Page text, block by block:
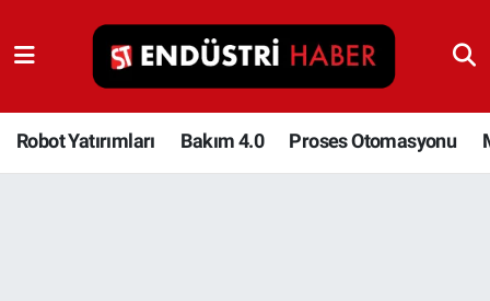
Robot Yatırımları Bakım 4.0 Proses Otomasyonu
Robot Yatırımları
Bakım 4.0